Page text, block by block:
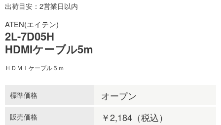
出荷目安：2営業日以内
ATEN(エイテン)
2L-7D05H
HDMIケーブル5m
ＨＤＭＩケーブル５ｍ
標準価格 オープン
販売価格 ￥2,184（税込）